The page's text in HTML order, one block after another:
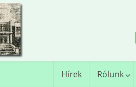
Hírek Rólunk